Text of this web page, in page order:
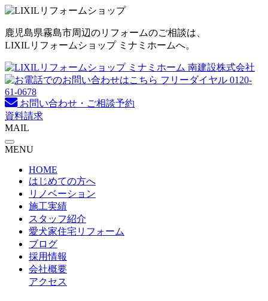
コ
テ
ン
ツ
へ
ス
キ
ッ
プ
鹿児島県霧島市周辺のリフォームのご相談は、
LIXILリフォームショップ ミナミホームへ。
お問い合わせ・ご相談予約
資料請求
MAIL
MENU
HOME
はじめての方へ
リノベーション
施工実績
スタッフ紹介
愛犬家住宅リフォーム
ブログ
採用情報
会社概要
アクセス